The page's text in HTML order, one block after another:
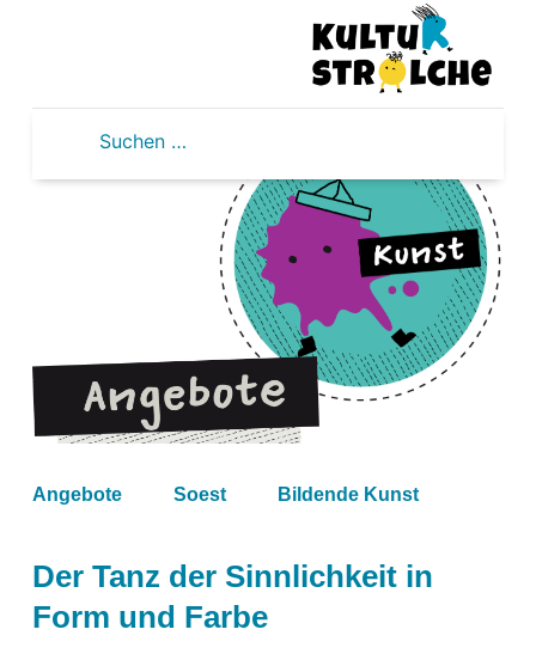
Suchen
Angebote Soest Bildende Kunst
Der Tanz der Sinnlichkeit in
Form und Farbe